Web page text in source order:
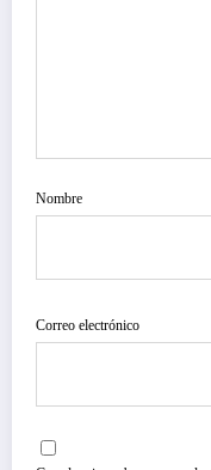
Nombre
Correo electrónico